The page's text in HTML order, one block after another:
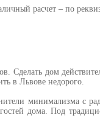
расчет – по
Сделать дом
в Львове недорого.
минимализма с
дома. Под